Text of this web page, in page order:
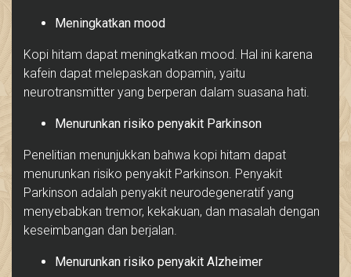
Meningkatkan mood
Kopi hitam dapat meningkatkan mood. Hal ini karena
kafein dapat melepaskan dopamin, yaitu
neurotransmitter yang berperan dalam suasana hati.
Menurunkan risiko penyakit Parkinson
Penelitian menunjukkan bahwa kopi hitam dapat
menurunkan risiko penyakit Parkinson. Penyakit
Parkinson adalah penyakit neurodegeneratif yang
menyebabkan tremor, kekakuan, dan masalah dengan
keseimbangan dan berjalan.
Menurunkan risiko penyakit Alzheimer